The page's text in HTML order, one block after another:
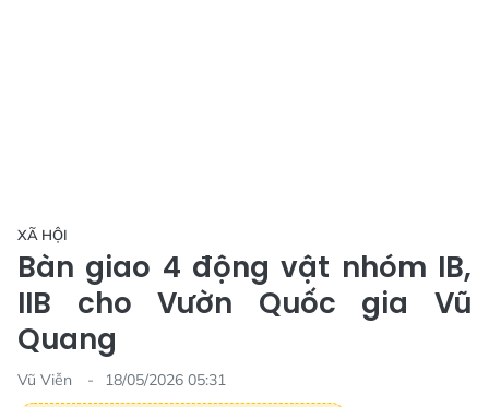
XÃ HỘI
Bàn giao 4 động vật nhóm IB,
IIB cho Vườn Quốc gia Vũ
Quang
Vũ Viễn
18/05/2026 05:31